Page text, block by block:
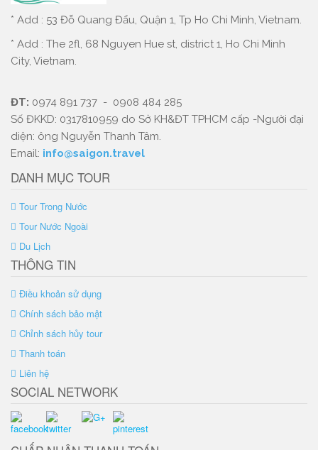
* Add : 53 Đỗ Quang Đẩu, Quận 1, Tp Ho Chi Minh, Vietnam.
* Add : The 2fl, 68 Nguyen Hue st, district 1, Ho Chi Minh
City, Vietnam.
ĐT: 0974 891 737 - 0908 484 285
Số ĐKKD: 0317810959 do Sở KH&ĐT TPHCM cấp -Người đại
diện: ông Nguyễn Thanh Tâm.
Email: info@saigon.travel
DANH MỤC TOUR
Tour Trong Nước
Tour Nước Ngoài
Du Lịch
THÔNG TIN
Điều khoản sử dụng
Chính sách bảo mật
Chỉnh sách hủy tour
Thanh toán
Liên hệ
SOCIAL NETWORK